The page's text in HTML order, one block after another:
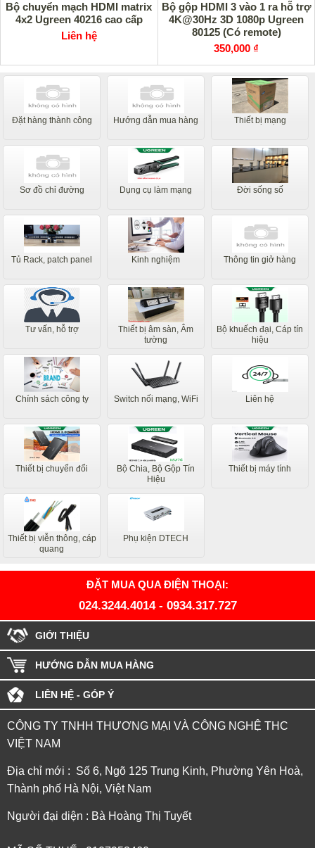
Bộ chuyển mạch HDMI matrix
4x2 Ugreen 40216 cao cấp
Liên hệ
Bộ gộp HDMI 3 vào 1 ra hỗ trợ
4K@30Hz 3D 1080p Ugreen
80125 (Có remote)
350,000 ₫
Đặt hàng thành công Hướng dẫn mua hàng Thiết bị mạng
Sơ đồ chỉ đường Dụng cụ làm mạng Đời sống số
Tủ Rack, patch panel Kinh nghiệm Thông tin giở hàng
Tư vấn, hỗ trợ
Thiết bị âm sàn, Âm
tường
Bộ khuếch đại, Cáp tín
hiệu
Chính sách công ty Switch nối mạng, WiFi Liên hệ
Thiết bị chuyển đổi
Bộ Chia, Bộ Gộp Tín
Hiệu
Thiết bị máy tính
Thiết bị viễn thông, cáp
quang
Phụ kiện DTECH
ĐẶT MUA QUA ĐIỆN THOẠI:
024.3244.4014- 0934.317.727
GIỚI THIỆU
HƯỚNG DẪN MUA HÀNG
LIÊN HỆ - GÓP Ý
CÔNG TY TNHH THƯƠNG MẠI VÀ CÔNG NGHỆ THC
VIỆT NAM
Địa chỉ mới : Số 6, Ngõ 125 Trung Kinh, Phường Yên Hoà,
Thành phố Hà Nội, Việt Nam
Người đại diện : Bà Hoàng Thị Tuyết